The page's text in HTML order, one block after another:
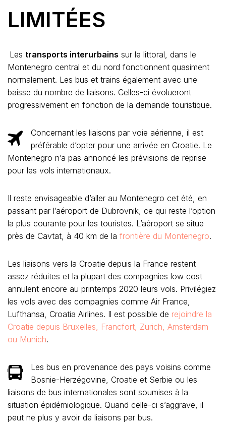
LIMITÉES
Les transports interurbains sur le littoral, dans le
Montenegro central et du nord fonctionnent quasiment
normalement. Les bus et trains également avec une
baisse du nombre de liaisons. Celles-ci évolueront
progressivement en fonction de la demande touristique.
Concernant les liaisons par voie aérienne, il est
préférable d’opter pour une arrivée en Croatie. Le
Montenegro n’a pas annoncé les prévisions de reprise
pour les vols internationaux.
Il reste envisageable d’aller au Montenegro cet été, en
passant par l’aéroport de Dubrovnik, ce qui reste l’option
la plus courante pour les touristes. L’aéroport se situe
près de Cavtat, à 40 km de la frontière du Montenegro.
Les liaisons vers la Croatie depuis la France restent
assez réduites et la plupart des compagnies low cost
annulent encore au printemps 2020 leurs vols. Privilégiez
les vols avec des compagnies comme Air France,
Lufthansa, Croatia Airlines. Il est possible de rejoindre la
Croatie depuis Bruxelles, Francfort, Zurich, Amsterdam
ou Munich.
Les bus en provenance des pays voisins comme
Bosnie-Herzégovine, Croatie et Serbie ou les
liaisons de bus internationales sont soumises à la
situation épidémiologique. Quand celle-ci s’aggrave, il
peut ne plus y avoir de liaisons par bus.